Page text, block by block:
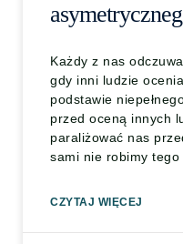
Każdy z nas
gdy inni ludzie
podstawie
przed oceną innych
paraliżować nas
sami nie robimy
CZYTAJ WIĘCEJ